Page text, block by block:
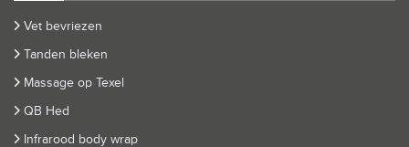
Vet bevriezen
Tanden bleken
Massage op Texel
QB Hed
Infrarood body wrap